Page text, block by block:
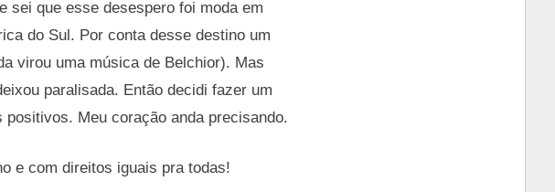
sei que esse desespero foi moda em
do Sul. Por conta desse destino um
virou uma música de Belchior). Mas
paralisada. Então decidi fazer um
Meu coração anda precisando.
e com direitos iguais pra todas!